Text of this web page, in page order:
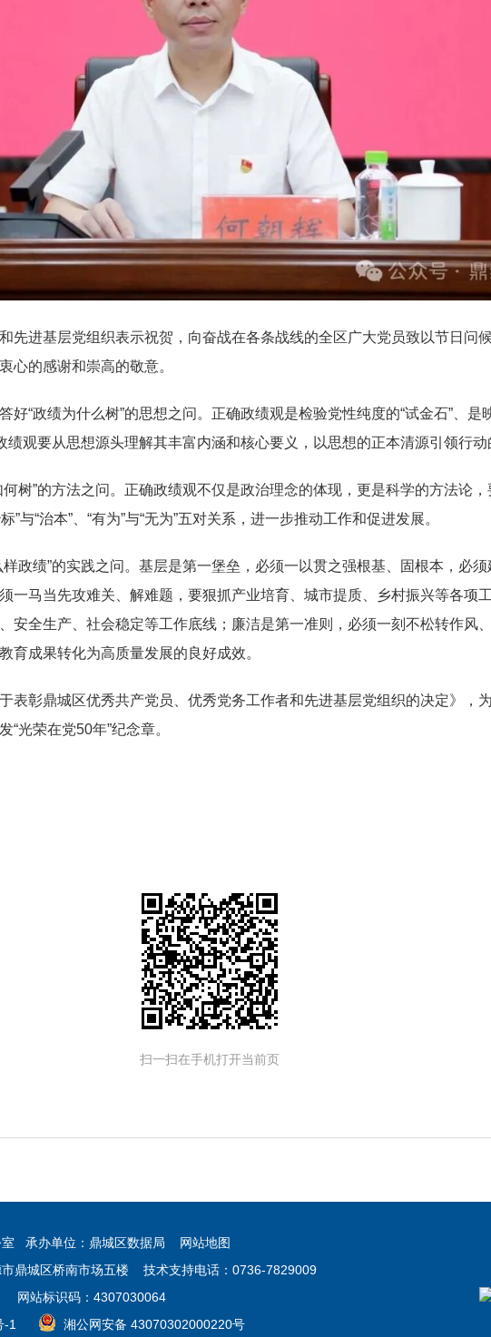
先进基层党组织表示祝贺，向奋战在各条战线的全区广大党员致以节日问
心的感谢和崇高的敬意。
好“政绩为什么树”的思想之问。正确政绩观是检验党性纯度的“试金石”、是
绩观要从思想源头理解其丰富内涵和核心要义，以思想的正本清源引领行动
树”的方法之问。正确政绩观不仅是政治理念的体现，更是科学的方法论，
标”与“治本”、“有为”与“无为”五对关系，进一步推动工作和促进发展。
政绩”的实践之问。基层是第一堡垒，必须一以贯之强根基、固根本，必
一马当先攻难关、解难题，要狠抓产业培育、城市提质、乡村振兴等各项
安全生产、社会稳定等工作底线；廉洁是第一准则，必须一刻不松转作风
育成果转化为高质量发展的良好成效。
表彰鼎城区优秀共产党员、优秀党务工作者和先进基层党组织的决定》，
光荣在党50年”纪念章。
扫一扫在手机打开当前页
室 承办单位：鼎城区数据局 网站地图
市鼎城区桥南市场五楼 技术支持电话：0736-7829009
站标识码：4307030064
-1 湘公网安备 43070302000220号